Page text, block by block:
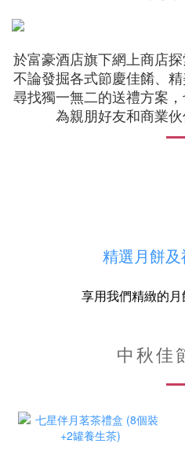
於富豪酒店旗下網上商店
不論發掘各式節慶佳餚、
尋找獨一無二的送禮方案
為親朋好友和商業伙
精選月餅
享用我們精緻的月
中秋佳